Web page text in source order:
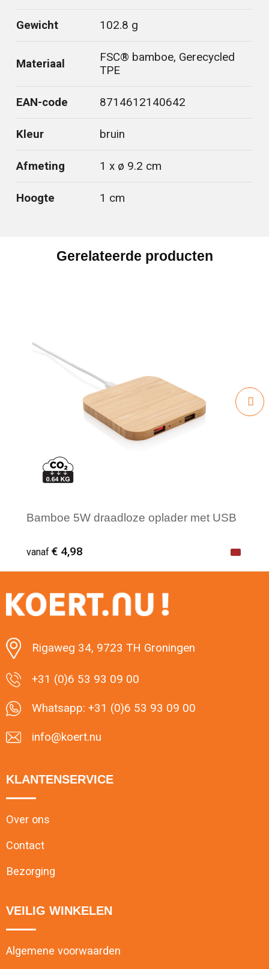
Gewicht 102.8 g
Materiaal
FSC® bamboe, Gerecycled
TPE
EAN-code 8714612140642
Kleur bruin
Afmeting 1 x ø 9.2 cm
Hoogte 1 cm
Gerelateerde producten
Bamboe 5W draadloze oplader met USB
vanaf € 4,98
Minimale afname: 1
Rigaweg 34, 9723 TH Groningen
+31 (0)6 53 93 09 00
Whatsapp: +31 (0)6 53 93 09 00
info@koert.nu
KLANTENSERVICE
Over ons
Contact
Bezorging
VEILIG WINKELEN
Algemene voorwaarden